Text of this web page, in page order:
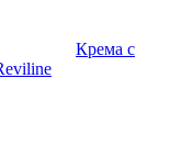
Крема с